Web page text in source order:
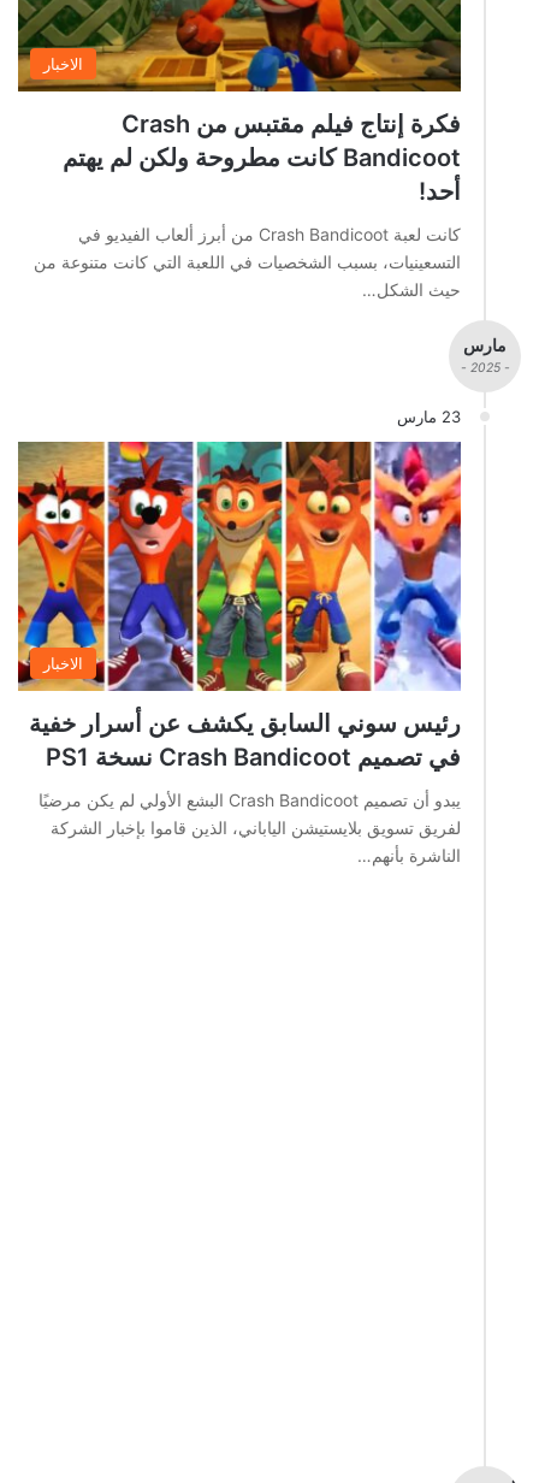
الاخبار
فكرة إنتاج فيلم مقتبس من Crash
Bandicoot كانت مطروحة ولكن لم يهتم
أحد!
كانت لعبة Crash Bandicoot من أبرز ألعاب الفيديو في
التسعينيات، بسبب الشخصيات في اللعبة التي كانت متنوعة من
حيث الشكل…
مارس
- 2025 -
23 مارس
الاخبار
رئيس سوني السابق يكشف عن أسرار خفية
في تصميم Crash Bandicoot نسخة PS1
يبدو أن تصميم Crash Bandicoot البشع الأولي لم يكن مرضيًا
لفريق تسويق بلايستيشن الياباني، الذين قاموا بإخبار الشركة
الناشرة بأنهم…